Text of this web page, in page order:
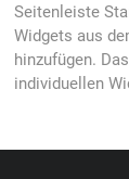
Seitenleiste
Widgets aus
hinzufügen.
individuellen